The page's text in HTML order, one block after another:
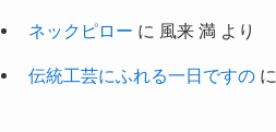
ネックピロー に 風来 満 より
伝統工芸にふれる一日ですのに